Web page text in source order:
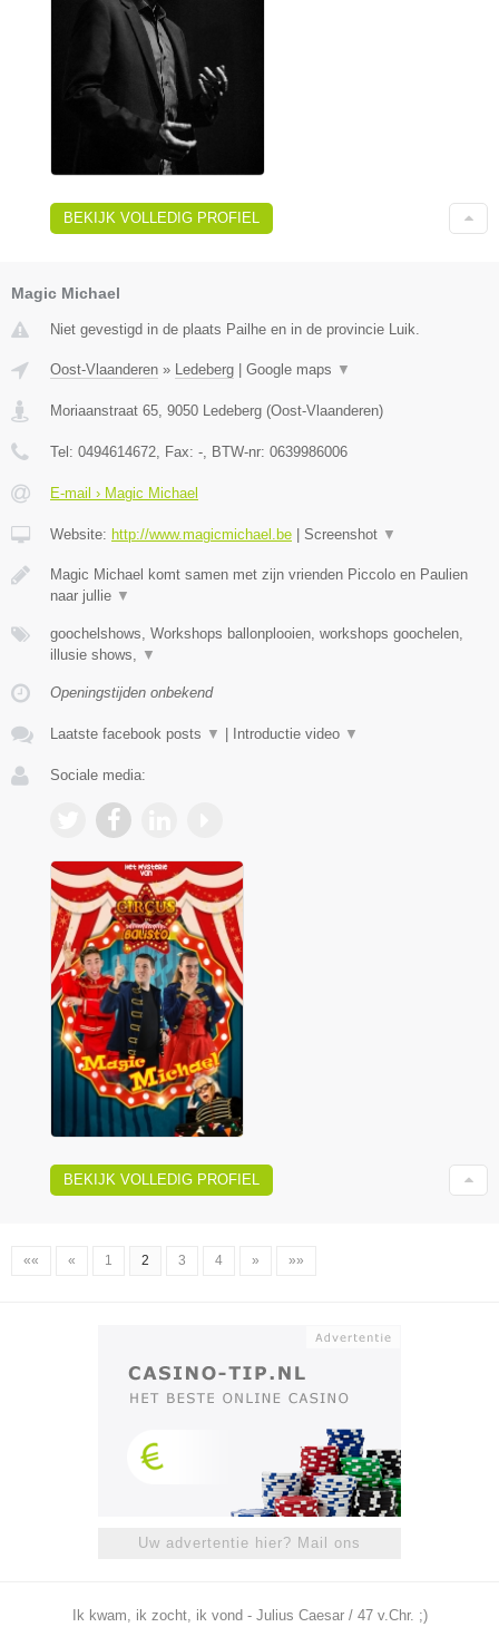
BEKIJK VOLLEDIG PROFIEL
Magic Michael
Niet gevestigd in de plaats Pailhe en in de provincie Luik.
Oost-Vlaanderen » Ledeberg Google maps ▼
Moriaanstraat 65, 9050 Ledeberg (Oost-Vlaanderen)
Tel: 0494614672, Fax: -, BTW-nr: 0639986006
E-mail › Magic Michael
Website: http://www.magicmichael.be Screenshot ▼
Magic Michael komt samen met zijn vrienden Piccolo en Paulien
naar jullie ▼
goochelshows, Workshops ballonplooien, workshops goochelen,
illusie shows, ▼
Openingstijden onbekend
Laatste facebook posts ▼ Introductie video ▼
Sociale media:
BEKIJK VOLLEDIG PROFIEL
«« « 1 2 3 4 » »»
Uw advertentie hier? Mail ons
Ik kwam, ik zocht, ik vond - Julius Caesar / 47 v.Chr. ;)